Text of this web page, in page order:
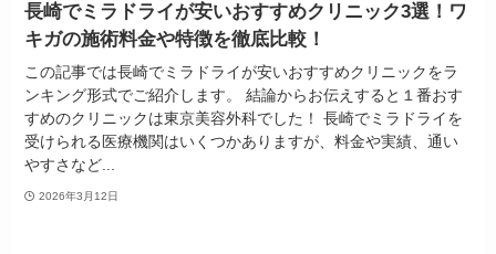
長崎でミラドライが安いおすすめクリニック3選！ワ
キガの施術料金や特徴を徹底比較！
この記事では長崎でミラドライが安いおすすめクリニックをラ
ンキング形式でご紹介します。 結論からお伝えすると１番おす
すめのクリニックは東京美容外科でした！ 長崎でミラドライを
受けられる医療機関はいくつかありますが、料金や実績、通い
やすさなど...
2026年3月12日